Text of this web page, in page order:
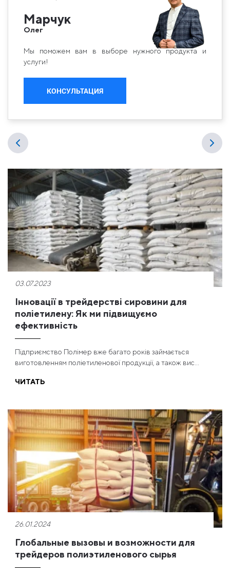
Марчук
Олег
Мы поможем вам в выборе нужного продукта и
услуги!
КОНСУЛЬТАЦИЯ
03.07.2023
Інновації в трейдерстві сировини для
поліетилену: Як ми підвищуємо
ефективність
Підприємство Полімер вже багато років займається
виготовленням поліетиленової продукції, а також вис...
ЧИТАТЬ
26.01.2024
Глобальные вызовы и возможности для
трейдеров полиэтиленового сырья